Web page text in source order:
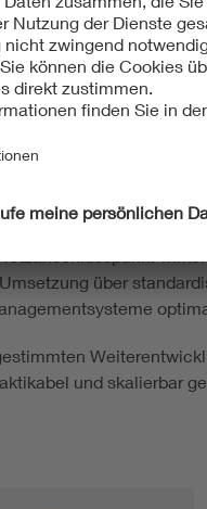
den notwendigen
ein erkennbarer
werden können.
ist daher ein
und aufeinander
handelt. Konkret
über
und skalierbar